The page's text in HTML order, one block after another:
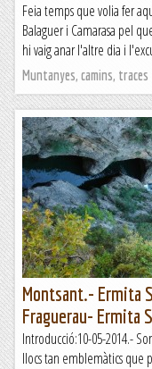
Feia temps que volia fer
Balaguer i Camarasa pel
hi vaig anar l'altre dia i
Muntanyes, camins, traces
Montsant.- Ermita
Fraguerau- Ermita
Introducció:10-05-2014.-
llocs tan emblemàtics que